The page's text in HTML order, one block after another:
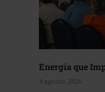
Energía que
4 agosto, 2026